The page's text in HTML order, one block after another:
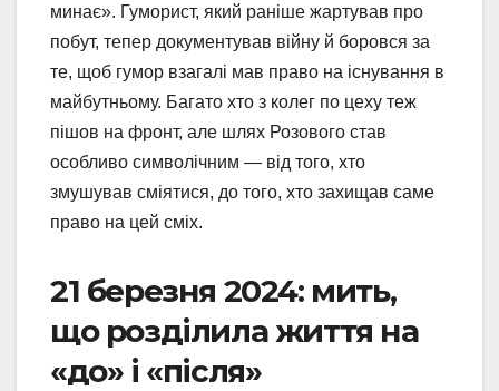
минає». Гуморист, який раніше жартував про
побут, тепер документував війну й боровся за
те, щоб гумор взагалі мав право на існування в
майбутньому. Багато хто з колег по цеху теж
пішов на фронт, але шлях Розового став
особливо символічним — від того, хто
змушував сміятися, до того, хто захищав саме
право на цей сміх.
21 березня 2024: мить,
що розділила життя на
«до» і «після»